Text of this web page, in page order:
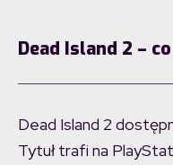
Dead Island 2 –
Dead Island 2
Tytuł trafi na